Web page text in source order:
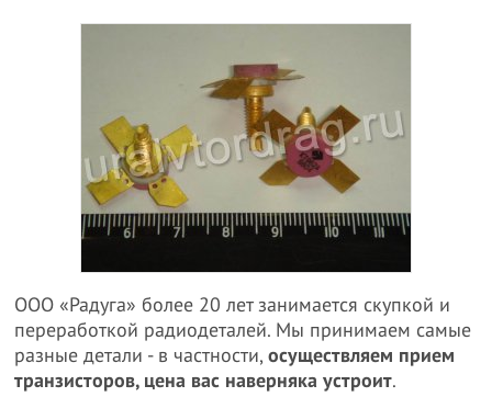
ООО «Радуга» более 20 лет занимается скупкой и
переработкой радиодеталей. Мы принимаем самые
разные детали - в частности,осуществляем прием
транзисторов, цена вас наверняка устроит.